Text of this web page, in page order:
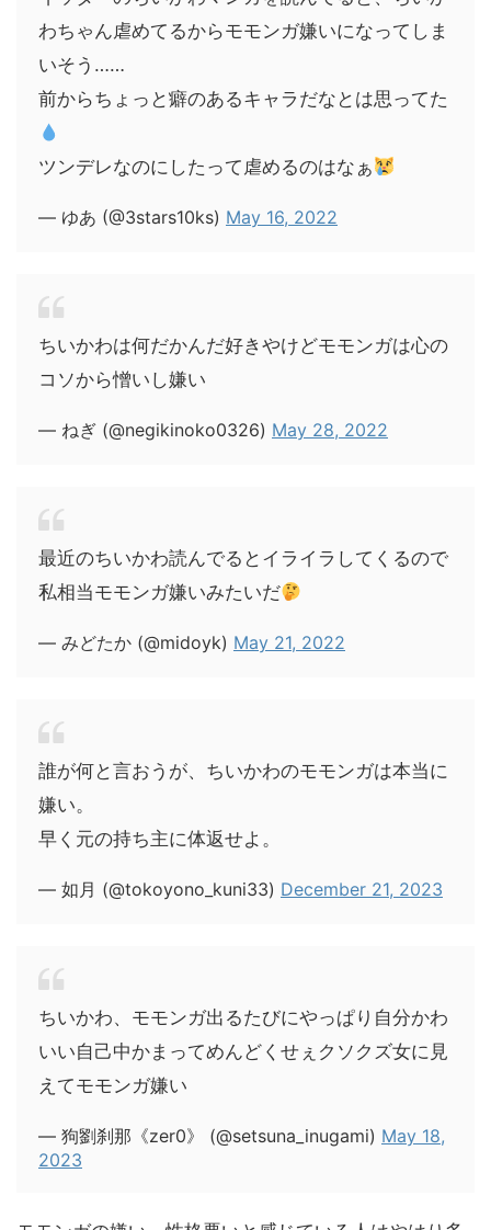
わちゃん虐めてるからモモンガ嫌いになってしま
いそう……
前からちょっと癖のあるキャラだなとは思ってた
ツンデレなのにしたって虐めるのはなぁ
— ゆあ (@3stars10ks) May 16, 2022
ちいかわは何だかんだ好きやけどモモンガは心の
コソから憎いし嫌い
— ねぎ (@negikinoko0326) May 28, 2022
最近のちいかわ読んでるとイライラしてくるので
私相当モモンガ嫌いみたいだ
— みどたか (@midoyk) May 21, 2022
誰が何と言おうが、ちいかわのモモンガは本当に
嫌い。
早く元の持ち主に体返せよ。
— 如月 (@tokoyono_kuni33) December 21, 2023
ちいかわ、モモンガ出るたびにやっぱり自分かわ
いい自己中かまってめんどくせぇクソクズ女に見
えてモモンガ嫌い
— 狗劉刹那《zer0》 (@setsuna_inugami) May 18,
2023